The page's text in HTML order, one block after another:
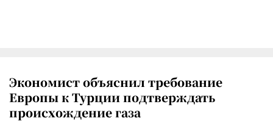
Экономист объяснил требование
Европы к Турции подтверждать
происхождение газа